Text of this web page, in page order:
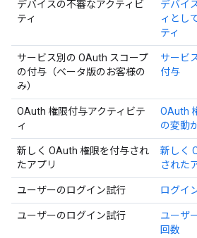
デバイスの不審なアクティビ
ティ
デバイ
ィとし
ティ
サービス別の OAuth スコープ
の付与（ベータ版のお客様の
み）
サービ
付与
OAuth 権限付与アクティビテ
ィ
OAuth
の変動
新しく OAuth 権限を付与され
たアプリ
新しく
された
ユーザーのログイン試行 ログイ
ユーザーのログイン試行
ユーザ
回数